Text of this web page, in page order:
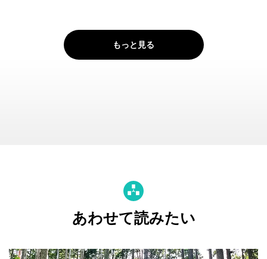
もっと見る
あわせて読みたい